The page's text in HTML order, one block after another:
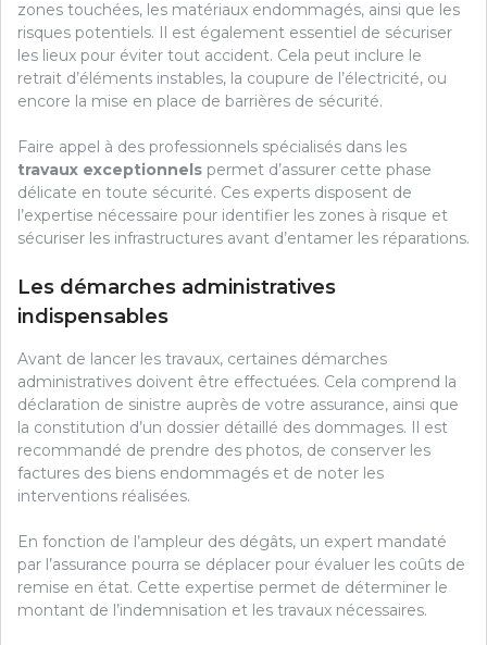
zones touchées, les matériaux endommagés, ainsi que les
risques potentiels. Il est également essentiel de sécuriser
les lieux pour éviter tout accident. Cela peut inclure le
retrait d’éléments instables, la coupure de l’électricité, ou
encore la mise en place de barrières de sécurité.
Faire appel à des professionnels spécialisés dans les
travaux exceptionnels permet d’assurer cette phase
délicate en toute sécurité. Ces experts disposent de
l’expertise nécessaire pour identifier les zones à risque et
sécuriser les infrastructures avant d’entamer les réparations.
Les démarches administratives
indispensables
Avant de lancer les travaux, certaines démarches
administratives doivent être effectuées. Cela comprend la
déclaration de sinistre auprès de votre assurance, ainsi que
la constitution d’un dossier détaillé des dommages. Il est
recommandé de prendre des photos, de conserver les
factures des biens endommagés et de noter les
interventions réalisées.
En fonction de l’ampleur des dégâts, un expert mandaté
par l’assurance pourra se déplacer pour évaluer les coûts de
remise en état. Cette expertise permet de déterminer le
montant de l’indemnisation et les travaux nécessaires.